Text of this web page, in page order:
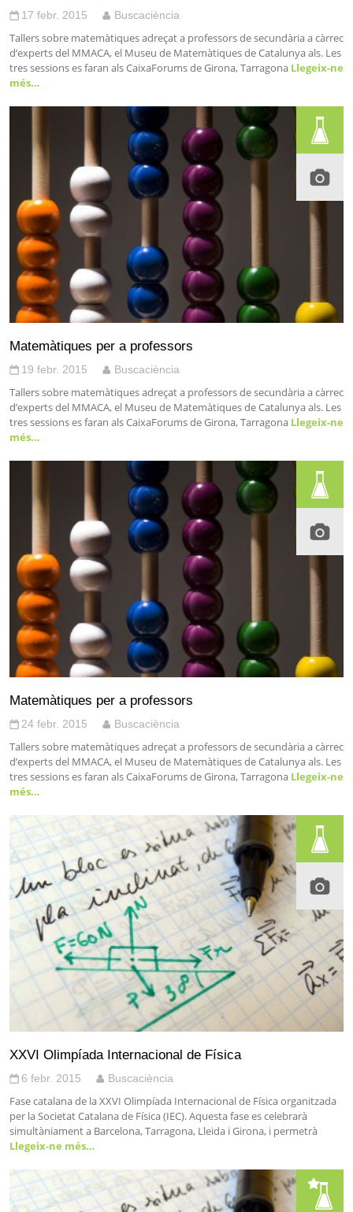
17 febr. 2015 Buscaciència
Tallers sobre matemàtiques adreçat a professors de secundària a càrrec
d’experts del MMACA, el Museu de Matemàtiques de Catalunya als. Les
tres sessions es faran als CaixaForums de Girona, Tarragona Llegeix-ne
més…
Matemàtiques per a professors
19 febr. 2015 Buscaciència
Tallers sobre matemàtiques adreçat a professors de secundària a càrrec
d’experts del MMACA, el Museu de Matemàtiques de Catalunya als. Les
tres sessions es faran als CaixaForums de Girona, Tarragona Llegeix-ne
més…
Matemàtiques per a professors
24 febr. 2015 Buscaciència
Tallers sobre matemàtiques adreçat a professors de secundària a càrrec
d’experts del MMACA, el Museu de Matemàtiques de Catalunya als. Les
tres sessions es faran als CaixaForums de Girona, Tarragona Llegeix-ne
més…
XXVI Olimpíada Internacional de Física
6 febr. 2015 Buscaciència
Fase catalana de la XXVI Olimpíada Internacional de Física organitzada
per la Societat Catalana de Física (IEC). Aquesta fase es celebrarà
simultàniament a Barcelona, Tarragona, Lleida i Girona, i permetrà
Llegeix-ne més…